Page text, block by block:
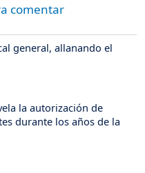
comentar
general, allanando el
la autorización de
durante los años de la